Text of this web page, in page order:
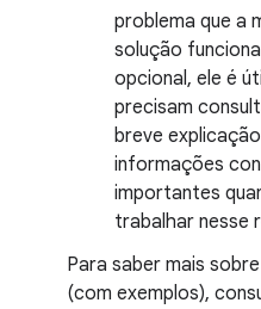
problema que a
solução
opcional, ele é
precisam
breve
informações
importantes
trabalhar nesse
Para saber mais
(com exemplos),